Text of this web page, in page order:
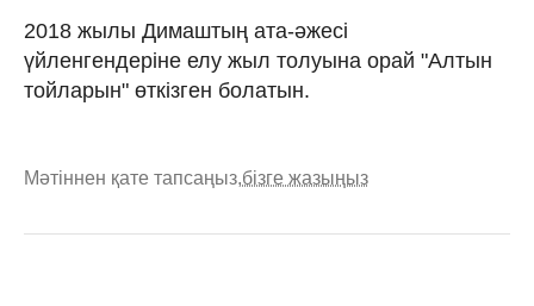
2018 жылы Димаштың ата-әжесі
үйленгендеріне елу жыл толуына орай "Алтын
тойларын" өткізген болатын.
Мәтіннен қате тапсаңыз,бізге жазыңыз